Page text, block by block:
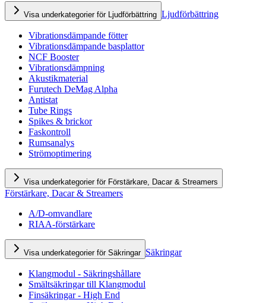
Visa underkategorier för Ljudförbättring Ljudförbättring
Vibrationsdämpande fötter
Vibrationsdämpande basplattor
NCF Booster
Vibrationsdämpning
Akustikmaterial
Furutech DeMag Alpha
Antistat
Tube Rings
Spikes & brickor
Faskontroll
Rumsanalys
Strömoptimering
Visa underkategorier för Förstärkare, Dacar & Streamers
Förstärkare, Dacar & Streamers
A/D-omvandlare
RIAA-förstärkare
Visa underkategorier för Säkringar Säkringar
Klangmodul - Säkringshållare
Smältsäkringar till Klangmodul
Finsäkringar - High End